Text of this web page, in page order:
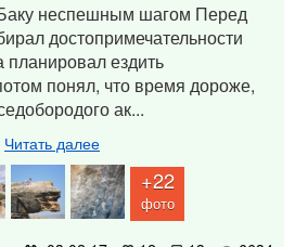
неспешным шагом Перед
достопримечательности
планировал ездить
понял, что время дороже,
ак...
Читать далее
+22
фото